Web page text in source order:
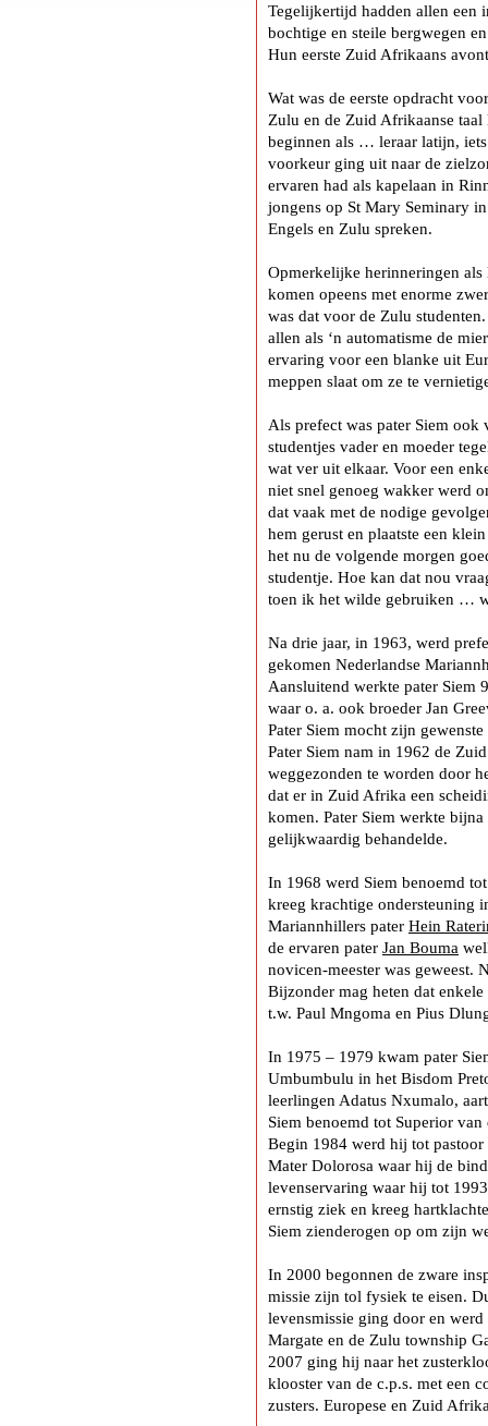
Tegelijkertijd hadden allen een
bochtige en steile bergwegen
Hun eerste Zuid Afrikaans
Wat was de eerste opdracht
Zulu en de Zuid Afrikaanse
beginnen als … leraar latijn,
voorkeur ging uit naar de
ervaren had als kapelaan in
jongens op St Mary Seminary
Engels en Zulu spreken.
Opmerkelijke herinneringen
komen opeens met enorme
was dat voor de Zulu
allen als ‘n automatisme de
ervaring voor een blanke uit
meppen slaat om ze te
Als prefect was pater Siem
studentjes vader en moeder
wat ver uit elkaar. Voor een
niet snel genoeg wakker werd
dat vaak met de nodige
hem gerust en plaatste een
het nu de volgende morgen
studentje. Hoe kan dat nou
toen ik het wilde gebruiken …
Na drie jaar, in 1963, werd
gekomen Nederlandse
Aansluitend werkte pater Siem
waar o. a. ook broeder Jan
Pater Siem mocht zijn
Pater Siem nam in 1962 de
weggezonden te worden door
dat er in Zuid Afrika een
komen. Pater Siem werkte
gelijkwaardig behandelde.
In 1968 werd Siem benoemd
kreeg krachtige ondersteuning
Mariannhillers pater Hein
de ervaren pater Jan Bouma
novicen-meester was geweest.
Bijzonder mag heten dat
t.w. Paul Mngoma en Pius
In 1975 – 1979 kwam pater
Umbumbulu in het Bisdom
leerlingen Adatus Nxumalo,
Siem benoemd tot Superior
Begin 1984 werd hij tot
Mater Dolorosa waar hij de
levenservaring waar hij tot
ernstig ziek en kreeg
Siem zienderogen op om zijn
In 2000 begonnen de zware
missie zijn tol fysiek te eisen.
levensmissie ging door en
Margate en de Zulu township
2007 ging hij naar het
klooster van de c.p.s. met een
zusters. Europese en Zuid